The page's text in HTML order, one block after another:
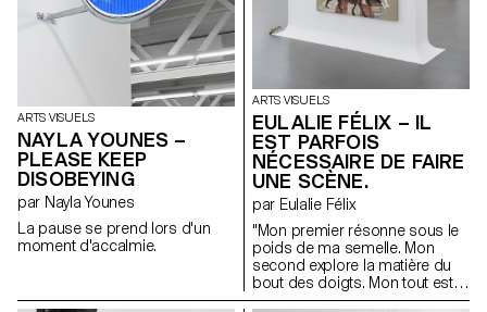
ARTS VISUELS
NAYLA YOUNES –
PLEASE KEEP
DISOBEYING
par Nayla Younes
La pause se prend lors d'un
moment d'accalmie.
ARTS VISUELS
EULALIE FÉLIX – IL
EST PARFOIS
NÉCESSAIRE DE FAIRE
UNE SCÈNE.
par Eulalie Félix
"Mon premier résonne sous le
poids de ma semelle. Mon
second explore la matière du
bout des doigts. Mon tout est
modeste et nourricière,